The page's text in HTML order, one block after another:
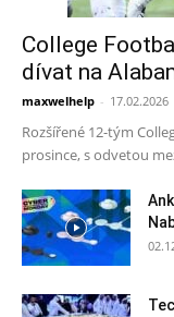
College
dívat na
maxwelhelp - 17.02.2026
Rozšířené 12-tým
prosince, s odvetou